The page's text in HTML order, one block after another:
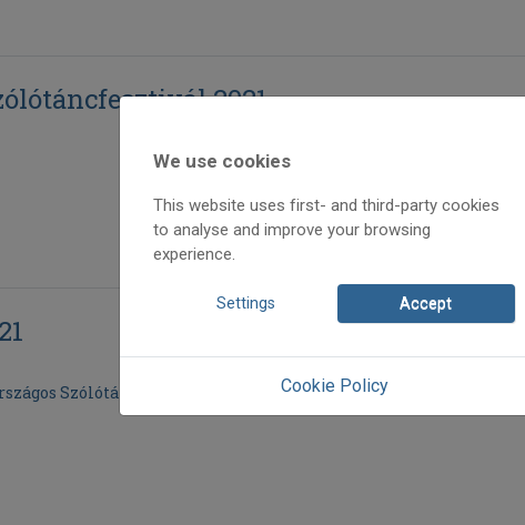
2021
Szólótáncfesztiválról
We use cookies
This website uses first- and third-party cookies
to analyse and improve your browsing
experience.
Settings Accept
Cookie Policy